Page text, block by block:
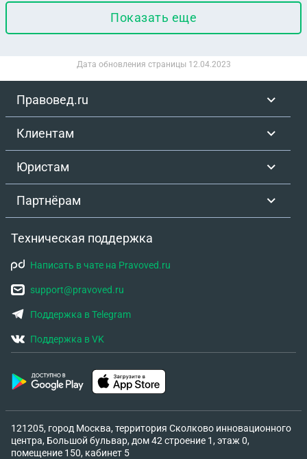
Показать еще
Дата обновления страницы 12.04.2023
Правовед.ru
Клиентам
Юристам
Партнёрам
Техническая поддержка
Написать в чате на Pravoved.ru
support@pravoved.ru
Поддержка в Telegram
Поддержка в VK
121205, город Москва, территория Сколково инновационного
центра, Большой бульвар, дом 42 строение 1, этаж 0,
помещение 150, кабинет 5